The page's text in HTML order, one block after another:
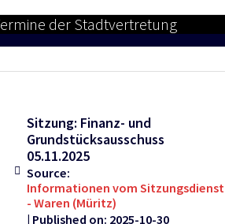
der Stadtvertretung
Sitzung: Finanz- und
Grundstücksausschuss
05.11.2025
Source:
Informationen vom Sitzungsdienst
- Waren (Müritz)
Published on: 2025-10-30